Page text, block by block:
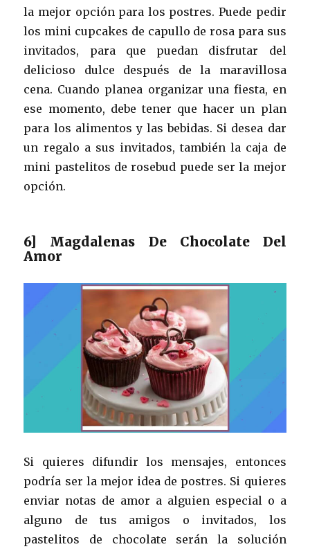
la mejor opción para los postres. Puede pedir
los mini cupcakes de capullo de rosa para sus
invitados, para que puedan disfrutar del
delicioso dulce después de la maravillosa
cena. Cuando planea organizar una fiesta, en
ese momento, debe tener que hacer un plan
para los alimentos y las bebidas. Si desea dar
un regalo a sus invitados, también la caja de
mini pastelitos de rosebud puede ser la mejor
opción.
6] Magdalenas De Chocolate Del
Amor
Si quieres difundir los mensajes, entonces
podría ser la mejor idea de postres. Si quieres
enviar notas de amor a alguien especial o a
alguno de tus amigos o invitados, los
pastelitos de chocolate serán la solución